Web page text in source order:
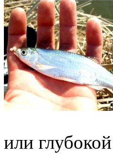
или